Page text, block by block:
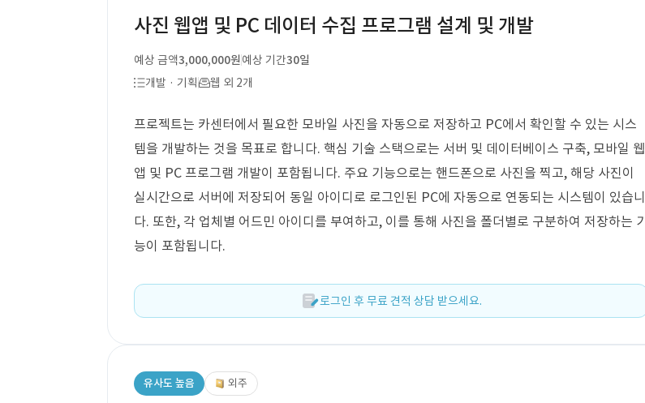
사진 웹앱 및 PC 데이터 수집 프로그램 설계 및 개발
예상 금액3,000,000원예상 기간30일
개발 · 기획
웹 외 2개
프로젝트는 카센터에서 필요한 모바일 사진을 자동으로 저장하고 PC에서 확인할 수 있는 시스
템을 개발하는 것을 목표로 합니다. 핵심 기술 스택으로는 서버 및 데이터베이스 구축, 모바일 웹
앱 및 PC 프로그램 개발이 포함됩니다. 주요 기능으로는 핸드폰으로 사진을 찍고, 해당 사진이
실시간으로 서버에 저장되어 동일 아이디로 로그인된 PC에 자동으로 연동되는 시스템이 있습니
다. 또한, 각 업체별 어드민 아이디를 부여하고, 이를 통해 사진을 폴더별로 구분하여 저장하는 기
능이 포함됩니다.
로그인 후 무료 견적 상담 받으세요.
유사도 높음 외주